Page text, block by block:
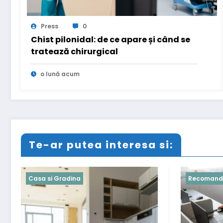
Press 0
Chist pilonidal: de ce apare și când se
tratează chirurgical
o lună acum
Te-ar putea interesa si:
Recomandari